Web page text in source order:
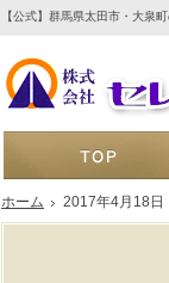
ホーム 2017年4月18日
【公式】群馬県太田市・大泉